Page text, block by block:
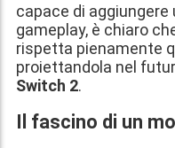
capace di
gameplay, è chiaro
rispetta pienamente
proiettandola nel
Switch 2.
Il fascino di un